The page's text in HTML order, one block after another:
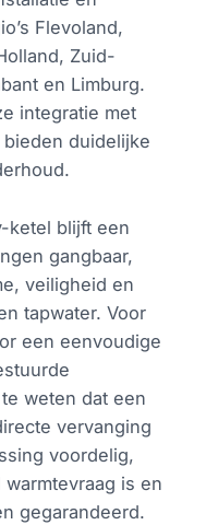
Flevoland,
Zuid-
en Limburg.
integratie met
duidelijke
ketel blijft een
gangbaar,
veiligheid en
tapwater. Voor
een eenvoudige
weten dat een
vervanging
voordelig,
is en
gegarandeerd.